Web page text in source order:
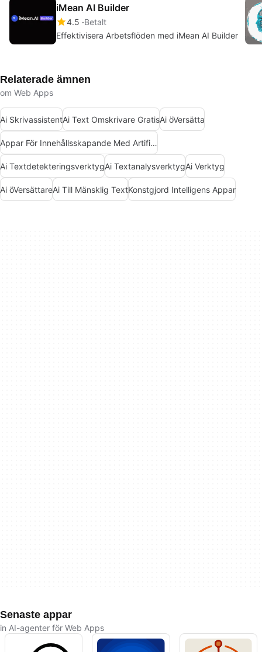
iMean AI Builder
4.5 Betalt
Effektivisera Arbetsflöden med iMean AI Builder
Relaterade ämnen
om Web Apps
Ai SkrivassistentAi Text Omskrivare GratisAi öVersätta
Appar För Innehållsskapande Med Artificiell Intelligens
Ai TextdetekteringsverktygAi TextanalysverktygAi Verktyg
Ai öVersättareAi Till Mänsklig TextKonstgjord Intelligens Appar
Senaste appar
in AI-agenter för Web Apps